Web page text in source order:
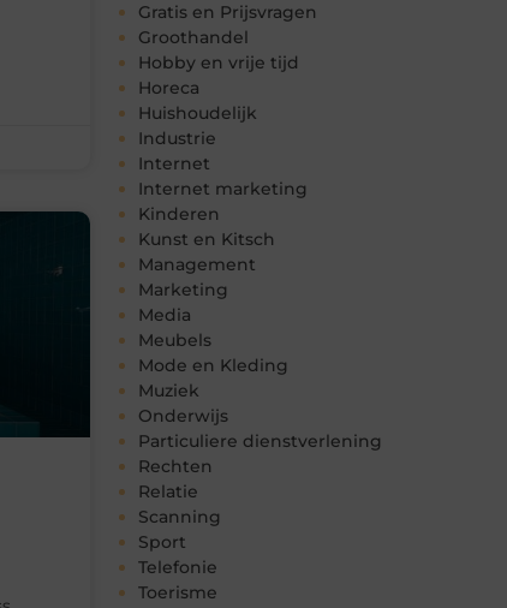
Gratis en Prijsvragen
Groothandel
Hobby en vrije tijd
Horeca
Huishoudelijk
Industrie
Internet
Internet marketing
Kinderen
Kunst en Kitsch
Management
Marketing
Media
Meubels
Mode en Kleding
Muziek
Onderwijs
Particuliere dienstverlening
Rechten
Relatie
Scanning
Sport
Telefonie
Toerisme